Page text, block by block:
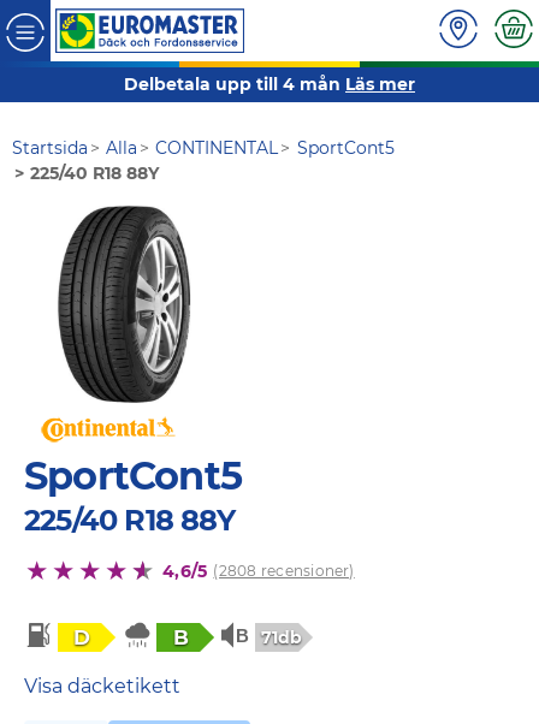
Delbetala upp till 4 mån Läs mer
Startsida Alla CONTINENTAL
SportCont5
225/40 R18 88Y
SportCont5
225/40 R18 88Y
4,6/5 (2808 recensioner)
D B 71db
Visa däcketikett